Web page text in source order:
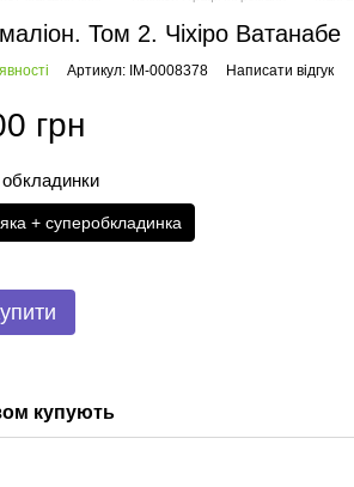
Том 2. Чіхіро Ватанабе
Артикул: IM-0008378 Написати відгук
грн
+ суперобкладинка
купують